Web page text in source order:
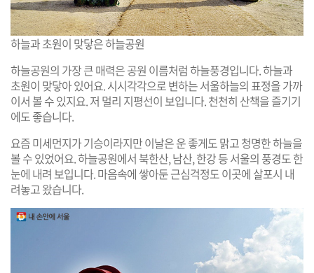
하늘과 초원이 맞닿은 하늘공원
하늘공원의 가장 큰 매력은 공원 이름처럼 하늘풍경입니다. 하늘과
초원이 맞닿아 있어요. 시시각각으로 변하는 서울하늘의 표정을 가까
이서 볼 수 있지요. 저 멀리 지평선이 보입니다. 천천히 산책을 즐기기
에도 좋습니다.
요즘 미세먼지가 기승이라지만 이날은 운 좋게도 맑고 청명한 하늘을
볼 수 있었어요. 하늘공원에서 북한산, 남산, 한강 등 서울의 풍경도 한
눈에 내려 보입니다. 마음속에 쌓아둔 근심걱정도 이곳에 살포시 내
려놓고 왔습니다.